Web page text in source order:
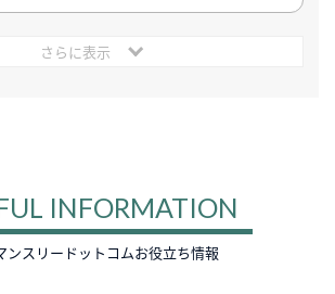
さらに表示
INFORMATION
ンスリードットコムお役立ち情報